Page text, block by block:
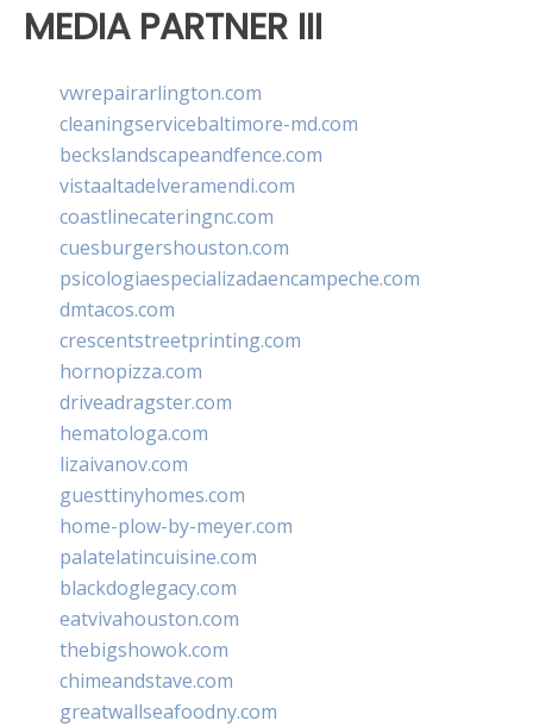
MEDIA PARTNER III
vwrepairarlington.com
cleaningservicebaltimore-md.com
beckslandscapeandfence.com
vistaaltadelveramendi.com
coastlinecateringnc.com
cuesburgershouston.com
psicologiaespecializadaencampeche.com
dmtacos.com
crescentstreetprinting.com
hornopizza.com
driveadragster.com
hematologa.com
lizaivanov.com
guesttinyhomes.com
home-plow-by-meyer.com
palatelatincuisine.com
blackdoglegacy.com
eatvivahouston.com
thebigshowok.com
chimeandstave.com
greatwallseafoodny.com